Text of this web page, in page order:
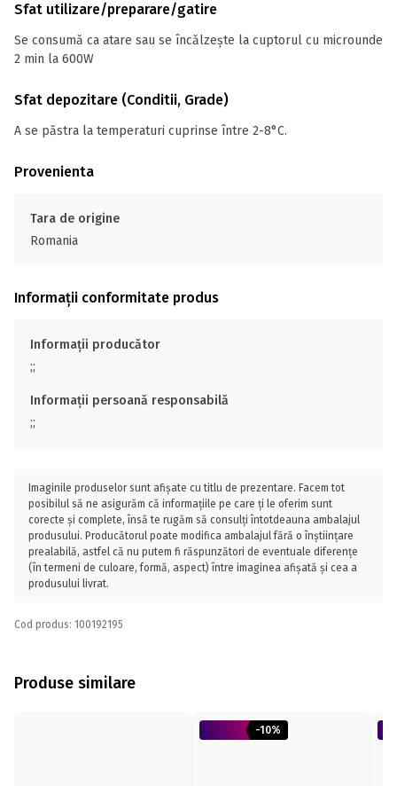
Sfat utilizare/preparare/gatire
Se consumă ca atare sau se încălzește la cuptorul cu microunde
2 min la 600W
Sfat depozitare (Conditii, Grade)
A se păstra la temperaturi cuprinse între 2-8°C.
Provenienta
Tara de origine
Romania
Informații conformitate produs
Informații producător
;;
Informații persoană responsabilă
;;
Imaginile produselor sunt afișate cu titlu de prezentare. Facem tot
posibilul să ne asigurăm că informațiile pe care ți le oferim sunt
corecte și complete, însă te rugăm să consulți întotdeauna ambalajul
produsului. Producătorul poate modifica ambalajul fără o înștiințare
prealabilă, astfel că nu putem fi răspunzători de eventuale diferențe
(în termeni de culoare, formă, aspect) între imaginea afișată și cea a
produsului livrat.
Cod produs: 100192195
Produse similare
-10%